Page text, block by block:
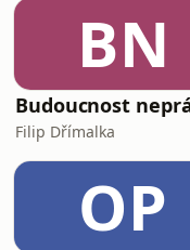
hranicích,
blízkost
chvíli.
BN
Budoucnost
Filip Dřímalka
OP